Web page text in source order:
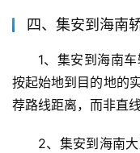
四、集安到海南
1、集安到海南
按起始地到目的地的
荐路线距离，而非直线
2、集安到海南